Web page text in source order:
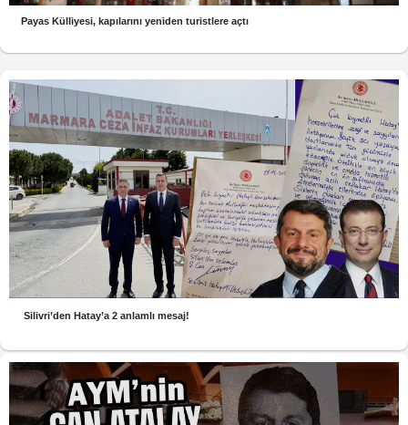
Payas Külliyesi, kapılarını yeniden turistlere açtı
Silivri’den Hatay’a 2 anlamlı mesaj!